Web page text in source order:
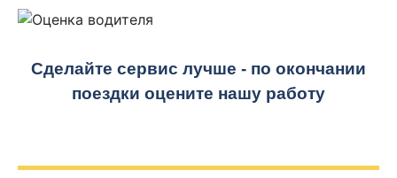
Сделайте сервис лучше - по окончании
поездки оцените нашу работу